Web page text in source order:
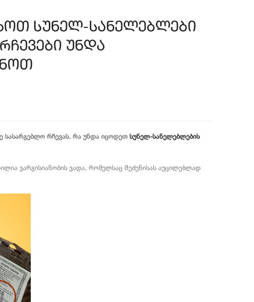
სუნელ-სანელებლები
უნდა
სასარგებლო რჩევას. რა უნდა იცოდეთ სუნელ-სანელებლების
ვარგისიანობის ვადა, რომელსაც შეძენისას აუცილებლად